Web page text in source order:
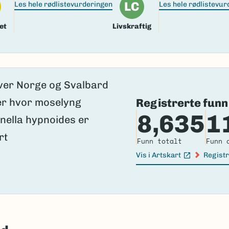
Les hele rødlistevurderingen LC
Livskraftig
Les hele
Registrerte funn
8,635
Funn totalt Funn
Vis i Artskart
(Ekstern lenke)